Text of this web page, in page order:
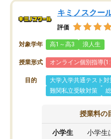
キミノスクー
評価
対象学年 高1～高3 浪人生
授業形式 オンライン個別指導
目的 大学入学共通テスト対
難関私立受験対策
授業料の
小学生 小学生